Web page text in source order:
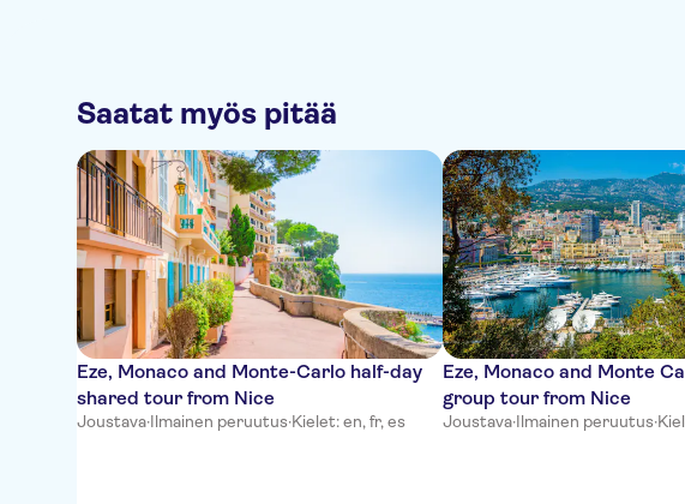
Saatat myös pitää
Eze, Monaco and Monte-Carlo half-day
shared tour from Nice
Joustava·Ilmainen peruutus·Kielet: en, fr, es
Eze, Monaco and Monte
group tour from Nice
Joustava·Ilmainen peruutus·